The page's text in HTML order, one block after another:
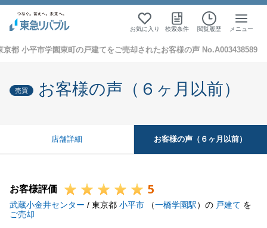
お気に入り 検索条件 閲覧履歴 メニュー
京都 小平市学園東町の戸建てをご売却されたお客様の声 No.A003438589
売買 お客様の声（６ヶ月以前）
店舗詳細 お客様の声（６ヶ月以前）
お客様評価 5
武蔵小金井センター / 東京都 小平市 （一橋学園駅）の 戸建て を
ご売却